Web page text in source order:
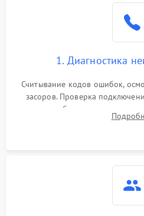
1. Диагностика
Считывание кодов ошибок,
засоров. Проверка
жалоб на отсутствие
разбрызгивателей или